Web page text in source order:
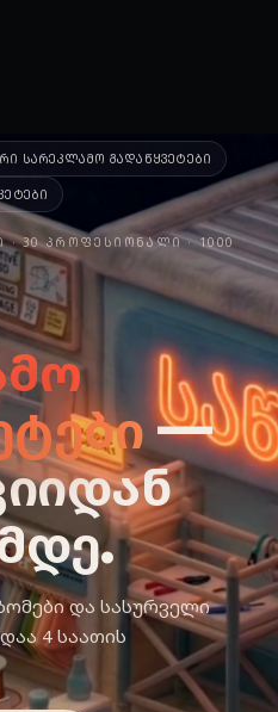
ᲡᲐᲠᲔᲙᲚᲐᲛᲝ ᲒᲐᲓᲐᲬᲧᲕᲔᲢᲔᲑᲘ
· 30 ᲞᲠᲝᲤᲔᲡᲘᲝᲜᲐᲚᲘ · 1000
—
და სასურველი
4 საათის